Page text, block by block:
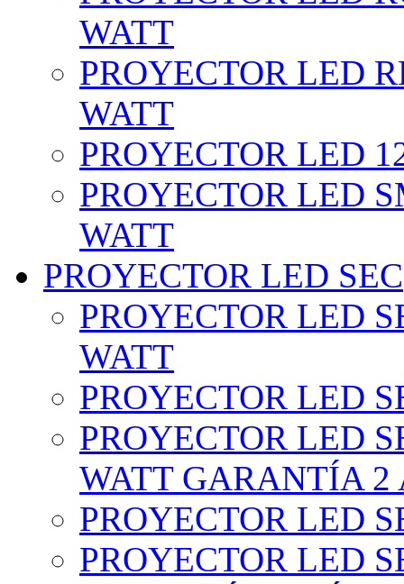
WATT
PROYECTOR LED
WATT
PROYECTOR LED
PROYECTOR LED
WATT
PROYECTOR LED SEC
PROYECTOR LED
WATT
PROYECTOR LED
PROYECTOR LED
WATT GARANTÍA 2
PROYECTOR LED
PROYECTOR LED